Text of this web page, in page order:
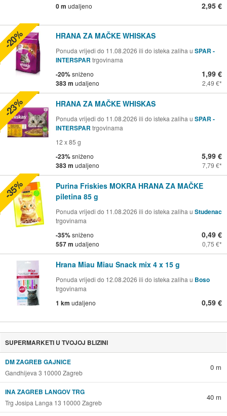
0 m udaljeno 2,95 €
HRANA ZA MAČKE WHISKAS
Ponuda vrijedi do 11.08.2026 ili do isteka zaliha u SPAR -
INTERSPAR trgovinama
-20%sniženo
383 m udaljeno
1,99 €
2,49 €
-20%
HRANA ZA MAČKE WHISKAS
Ponuda vrijedi do 11.08.2026 ili do isteka zaliha u SPAR -
INTERSPAR trgovinama
12 x 85 g
-23%sniženo
383 m udaljeno
5,99 €
7,79 €
-23%
Purina Friskies MOKRA HRANA ZA MAČKE
piletina 85 g
Ponuda vrijedi do 11.08.2026 ili do isteka zaliha u Studenac
trgovinama
-35%sniženo
557 m udaljeno
0,49 €
0,75 €
-35%
Hrana Miau Miau Snack mix 4 x 15 g
Ponuda vrijedi do 12.08.2026 ili do isteka zaliha u Boso
trgovinama
1 km udaljeno 0,59 €
SUPERMARKETI U TVOJOJ BLIZINI
DM ZAGREB GAJNICE
Gandhijeva 3 10000 Zagreb
0 m
INA ZAGREB LANGOV TRG
Trg Josipa Langa 13 10000 Zagreb
40 m